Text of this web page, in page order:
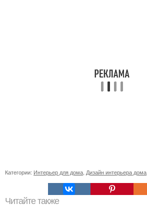
Категории: Интерьер для дома Дизайн интерьера дома
Читайте также